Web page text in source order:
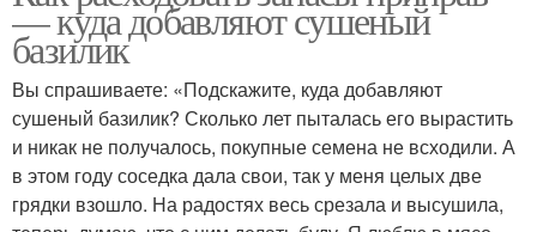
— куда добавляют сушеный
базилик
Вы спрашиваете: «Подскажите, куда добавляют
сушеный базилик? Сколько лет пыталась его вырастить
и никак не получалось, покупные семена не всходили. А
в этом году соседка дала свои, так у меня целых две
грядки взошло. На радостях весь срезала и высушила,